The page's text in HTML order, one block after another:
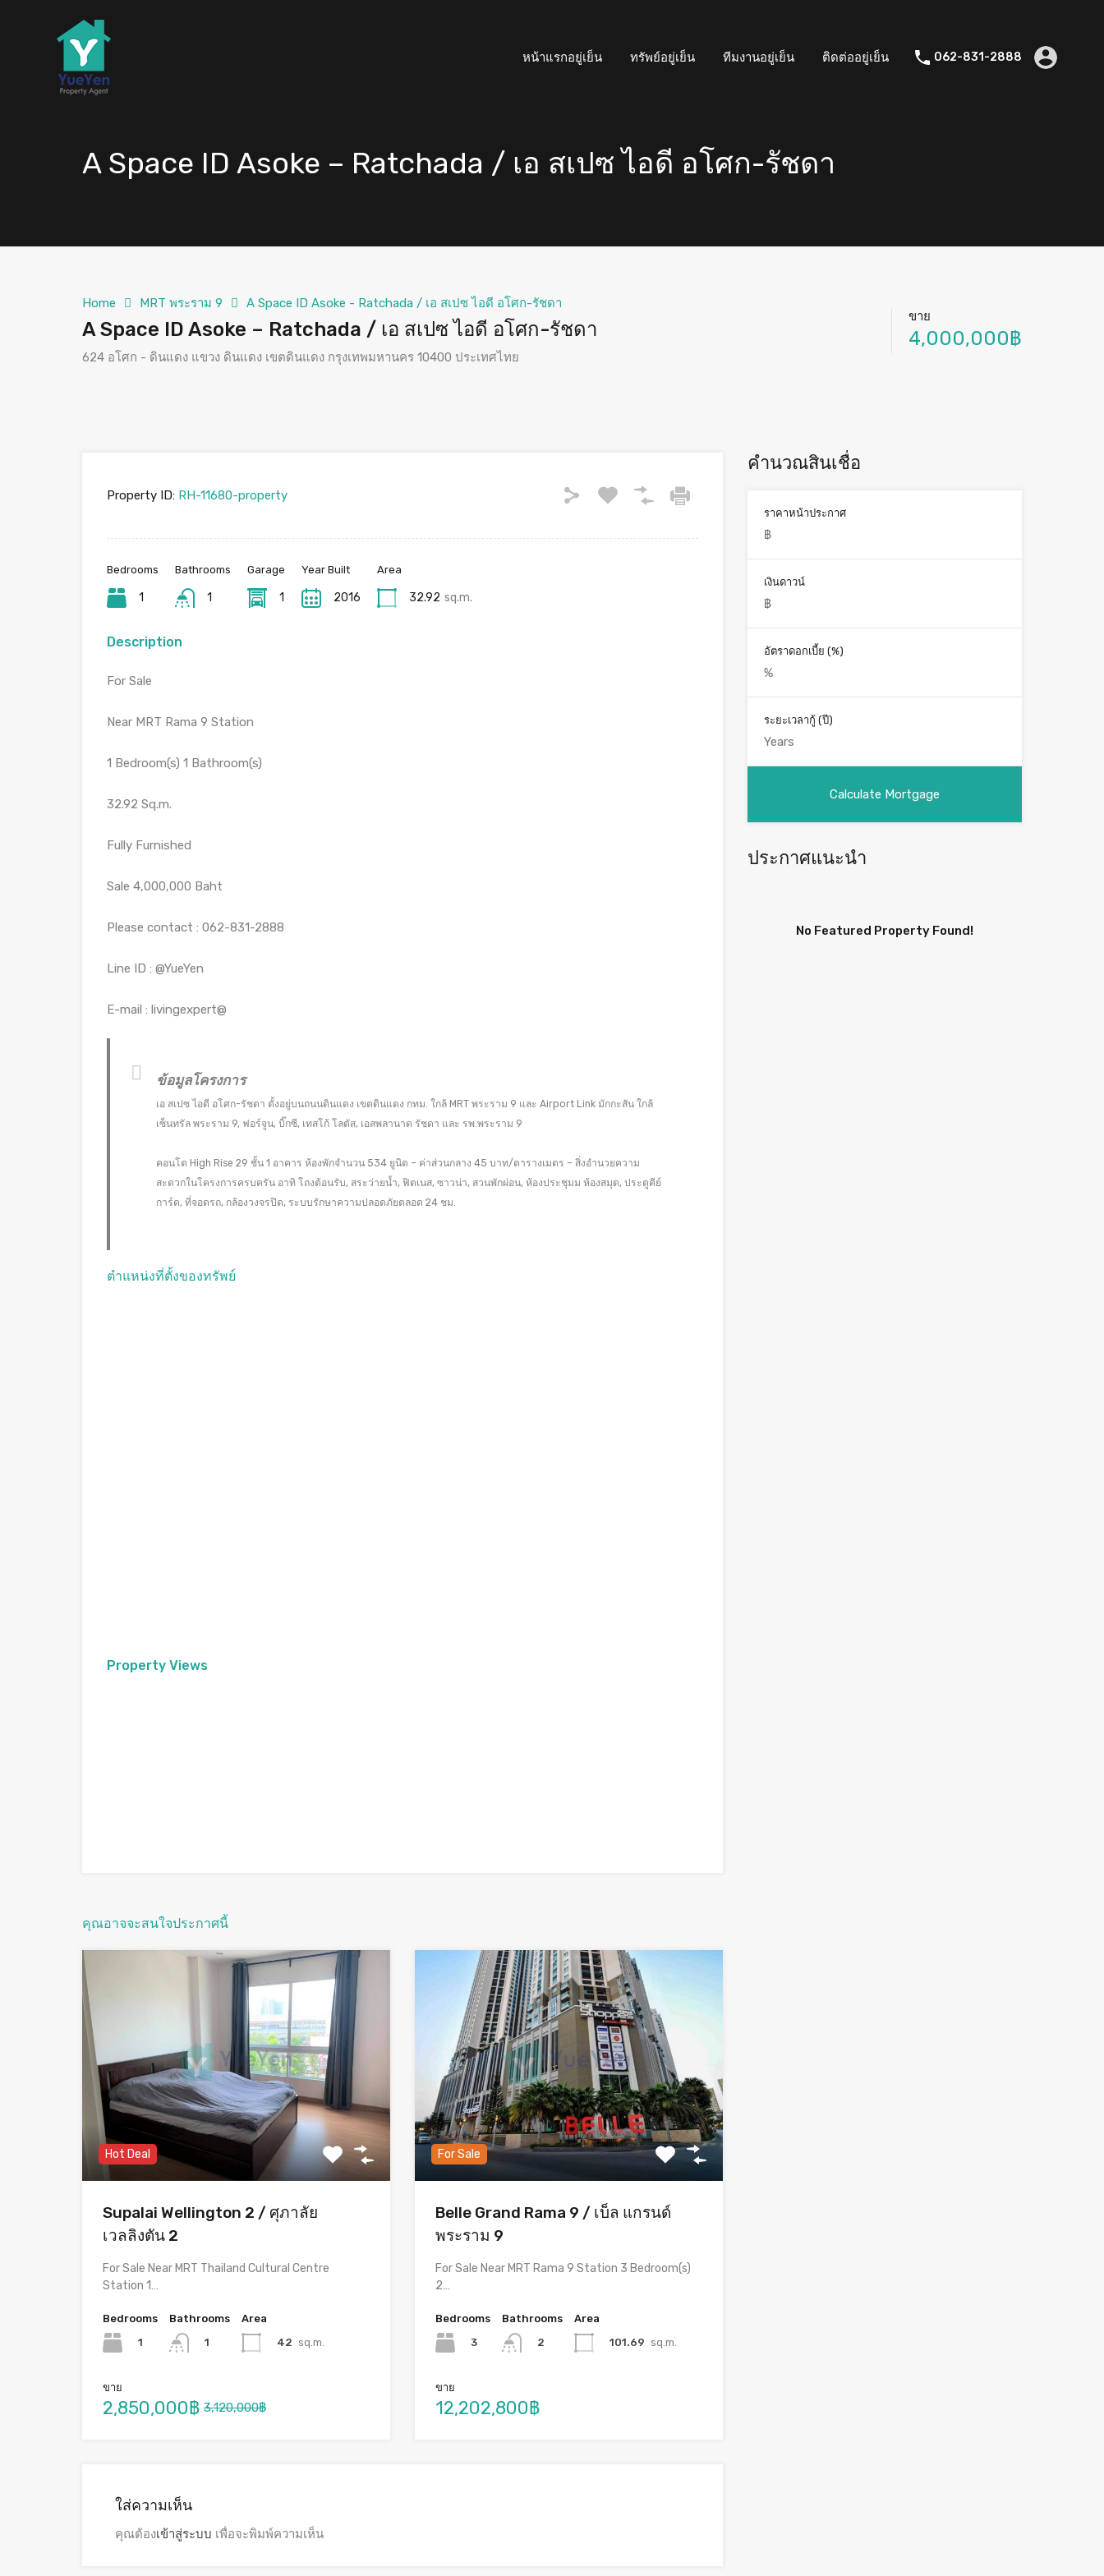
หน้าแรกอยู่เย็น ทรัพย์อยู่เย็น ทีมงานอยู่เย็น ติดต่ออยู่เย็น 062-831-2888
A Space ID Asoke – Ratchada / เอ สเปซ ไอดี อโศก-รัชดา
Home MRT พระราม 9 A Space ID Asoke - Ratchada / เอ สเปซ ไอดี อโศก-รัชดา
A Space ID Asoke – Ratchada / เอ สเปซ ไอดี อโศก-รัชดา
624 อโศก - ดินแดง แขวง ดินแดง เขตดินแดง กรุงเทพมหานคร 10400 ประเทศไทย
ขาย
4,000,000฿
Property ID: RH-11680-property
Bedrooms
1
Bathrooms
1
Garage
1
Year Built
2016
Area
32.92 sq.m.
Description
For Sale
Near MRT Rama 9 Station
1 Bedroom(s) 1 Bathroom(s)
32.92 Sq.m.
Fully Furnished
Sale 4,000,000 Baht
Please contact : 062-831-2888
Line ID : @YueYen
E-mail : livingexpert@
ข้อมูลโครงการ
เอ สเปซ ไอดี อโศก-รัชดา ตั้งอยู่บนถนนดินแดง เขตดินแดง กทม. ใกล้ MRT พระราม 9 และ Airport Link มักกะสัน ใกล้
เซ็นทรัล พระราม 9, ฟอร์จูน, บิ๊กซี, เทสโก้ โลตัส, เอสพลานาด รัชดา และ รพ.พระราม 9
คอนโด High Rise 29 ชั้น 1 อาคาร ห้องพักจำนวน 534 ยูนิต – ค่าส่วนกลาง 45 บาท/ตารางเมตร – สิ่งอำนวยความ
สะดวกในโครงการครบครัน อาทิ โถงต้อนรับ, สระว่ายน้ำ, ฟิตเนส, ซาวน่า, สวนพักผ่อน, ห้องประชุมม ห้องสมุด, ประตูคีย์
การ์ด, ที่จอดรถ, กล้องวงจรปิด, ระบบรักษาความปลอดภัยตลอด 24 ชม.
ตำแหน่งที่ตั้งของทรัพย์
Property Views
คุณอาจจะสนใจประกาศนี้
Hot Deal
Supalai Wellington 2 / ศุภาลัย
เวลลิงตัน 2
For Sale Near MRT Thailand Cultural Centre
Station 1…
Bedrooms
1
Bathrooms
1
Area
42 sq.m.
ขาย
2,850,000฿ 3,120,000฿
For Sale
Belle Grand Rama 9 / เบ็ล แกรนด์
พระราม 9
For Sale Near MRT Rama 9 Station 3 Bedroom(s)
2…
Bedrooms
3
Bathrooms
2
Area
101.69 sq.m.
ขาย
12,202,800฿
ใส่ความเห็น
คุณต้องเข้าสู่ระบบ เพื่อจะพิมพ์ความเห็น
คำนวณสินเชื่อ
ราคาหน้าประกาศ
เงินดาวน์
อัตราดอกเบี้ย (%)
ระยะเวลากู้ (ปี)
ประกาศแนะนำ
No Featured Property Found!